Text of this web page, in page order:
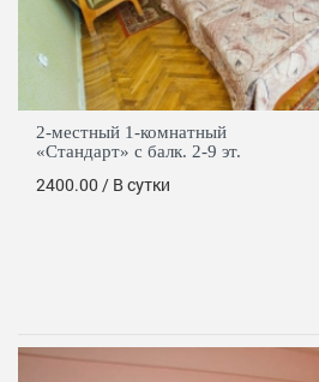
2-местный 1-комнатный
«Стандарт» с балк. 2-9 эт.
2400.00 / В сутки